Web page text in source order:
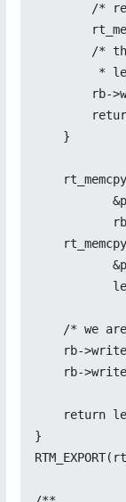
/*
/* this
* length
rb-
return
}
rb-
&ptr[rb-
length -
/* we are
rb-
rb-
return
}